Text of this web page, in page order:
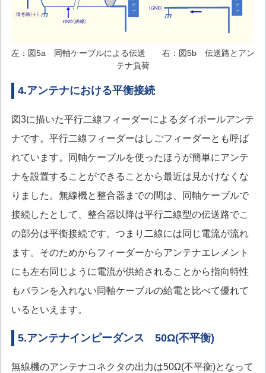
左：図5a 同軸ケーブルによる伝送 右：図5b 伝送路とアン
テナ負荷
4.アンテナにおける平衡接続
図3に描いた平行二線フィーダーによるダイポールアンテ
ナです。平行二線フィーダーはしごフィーダーとも呼ば
れています。同軸ケーブルを使ったほうが簡単にアンテ
ナを設置することができることから最近は見かけなくな
りました。無線機と整合器までの間は、同軸ケーブルで
接続したとして、整合器以降は平行二線型の伝送路でこ
の部分は平衡接続です。つまり二線には同じ電流が流れ
ます。そのためからフィーダーからアンテナエレメント
にも左右同じように電流が供給されることから指向特性
もバランを入れない同軸ケーブルの給電と比べて優れて
いるといえます。
5.アンテナインピーダンス 50Ω(不平衡)
無線機のアンテナコネクタの出力は50Ω(不平衡)となって